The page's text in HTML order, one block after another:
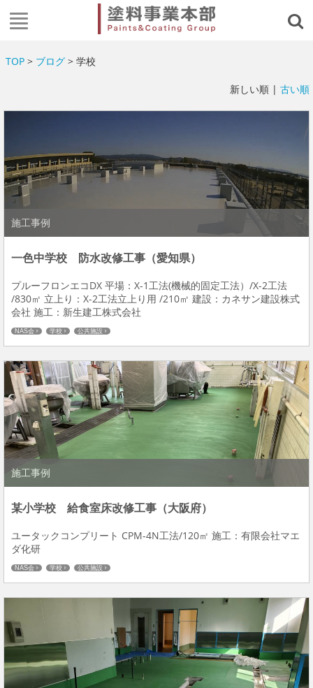
TOP> ブログ> 学校
新しい順 | 古い順
施工事例
一色中学校 防水改修工事（愛知県）
プルーフロンエコDX 平場：X-1工法(機械的固定工法）/X-2工法
/830㎡ 立上り：X-2工法立上り用 /210㎡ 建設：カネサン建設株式
会社 施工：新生建工株式会社
NAS会 学校 公共施設
施工事例
某小学校 給食室床改修工事（大阪府）
ユータックコンプリート CPM-4N工法/120㎡ 施工：有限会社マエ
ダ化研
NAS会 学校 公共施設